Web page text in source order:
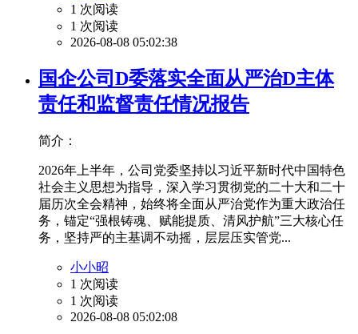
1 次阅读
1 次阅读
2026-08-08 05:02:38
国企公司D委落实全面从严治D主体
责任和监督责任情况报告
简介：
2026年上半年，公司党委坚持以习近平新时代中国特色
社会主义思想为指导，深入学习贯彻党的二十大和二十
届历次全会精神，始终将全面从严治党作为重大政治任
务，锚定“强根铸魂、赋能提质、清风护航”三大核心任
务，坚持严的主基调不动摇，层层压实管党...
小小昭
1 次阅读
1 次阅读
2026-08-08 05:02:08